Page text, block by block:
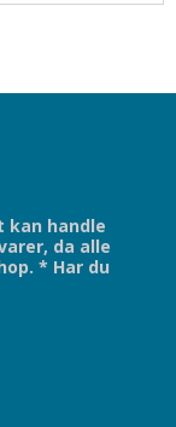
kan handle
da alle
* Har du